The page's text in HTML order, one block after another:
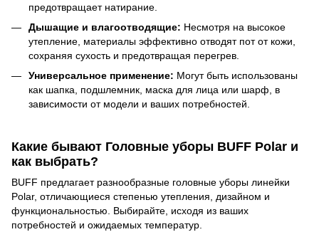
предотвращает натирание.
Дышащие и влагоотводящие: Несмотря на высокое
утепление, материалы эффективно отводят пот от кожи,
сохраняя сухость и предотвращая перегрев.
Универсальное применение: Могут быть использованы
как шапка, подшлемник, маска для лица или шарф, в
зависимости от модели и ваших потребностей.
Какие бывают Головные уборы BUFF Polar и
как выбрать?
BUFF предлагает разнообразные головные уборы линейки
Polar, отличающиеся степенью утепления, дизайном и
функциональностью. Выбирайте, исходя из ваших
потребностей и ожидаемых температур.